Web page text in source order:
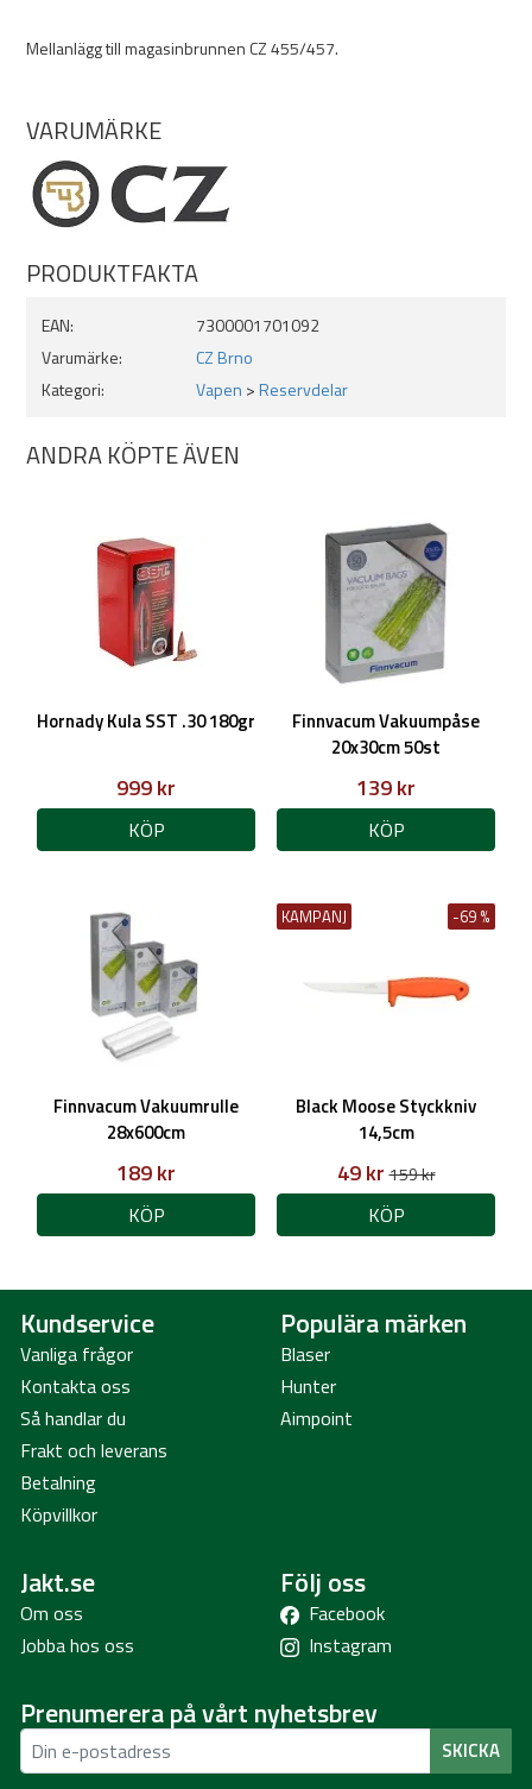
Mellanlägg till magasinbrunnen CZ 455/457.
VARUMÄRKE
PRODUKTFAKTA
EAN:
7300001701092
Varumärke:
CZ Brno
Kategori:
Vapen >Reservdelar
ANDRA KÖPTE ÄVEN
Hornady Kula SST .30 180gr
999 kr
KÖP
Finnvacum Vakuumpåse
20x30cm 50st
139 kr
KÖP
Finnvacum Vakuumrulle
28x600cm
189 kr
KÖP
KAMPANJ -69 %
Black Moose Styckkniv
14,5cm
49 kr159 kr
KÖP
Kundservice
Vanliga frågor
Kontakta oss
Så handlar du
Frakt och leverans
Betalning
Köpvillkor
Populära märken
Blaser
Hunter
Aimpoint
Jakt.se
Om oss
Jobba hos oss
Följ oss
Facebook
Instagram
Prenumerera på vårt nyhetsbrev
SKICKA